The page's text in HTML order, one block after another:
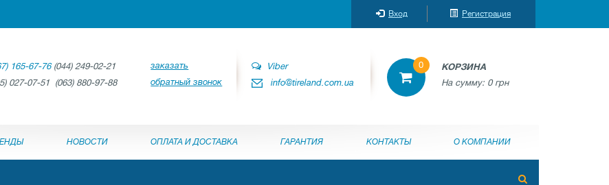
Вход Регистрация
165-67-76(044) 249-02-21
027-07-51 (063) 880-97-88
заказать
обратный звонок
Viber
info@tireland.com.ua
0
КОРЗИНА
На сумму: 0 грн
НОВОСТИ ОПЛАТА И ДОСТАВКА ГАРАНТИЯ КОНТАКТЫ О КОМПАНИИ